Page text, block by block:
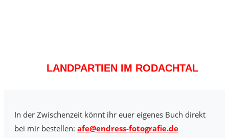
LANDPARTIEN IM RODACHTAL
In der Zwischenzeit könnt ihr euer eigenes Buch direkt
bei mir bestellen: afe@endress-fotografie.de